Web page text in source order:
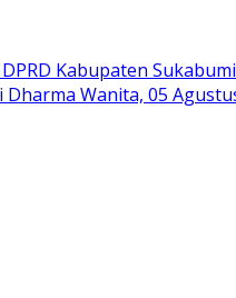
Kabupaten
Wanita, 05